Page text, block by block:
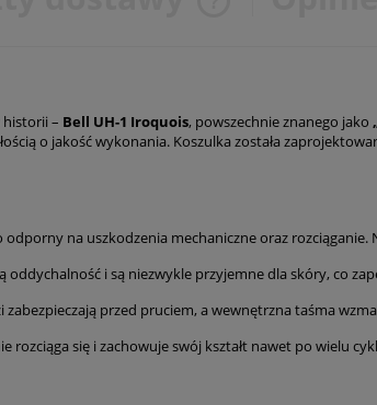
historii – Bell UH-1 Iroquois, powszechnie znanego jako
o jakość wykonania. Koszulka została
na uszkodzenia mechaniczne oraz
oddychalność i są niezwykle przyjemne dla skóry, co
przed pruciem, a wewnętrzna taśma
rozciąga się i zachowuje swój kształt nawet po wielu